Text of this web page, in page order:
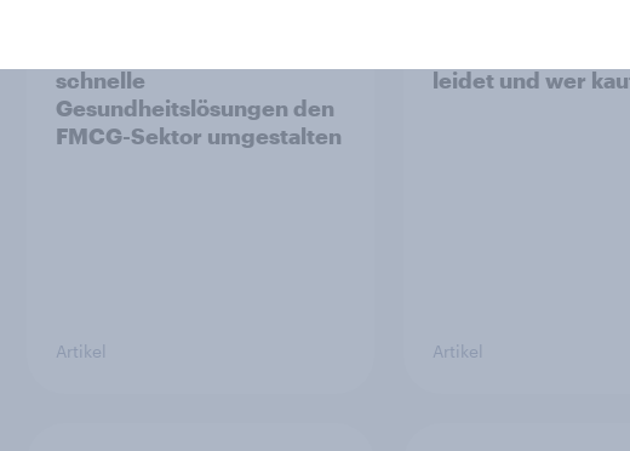
schnelle
Gesundheitslösungen den
FMCG-Sektor umgestalten
Artikel
leidet und wer
Artikel